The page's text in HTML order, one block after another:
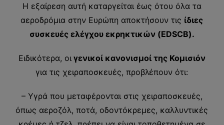
Η εξαίρεση αυτή καταργείται έως ότου όλα τα
αεροδρόμια στην Ευρώπη αποκτήσουν τις ίδιες
συσκευές ελέγχου εκρηκτικών (EDSCB).
Ειδικότερα, οιγενικοί κανονισμοί της Κομισιόν
για τις χειραποσκευές, προβλέπουν ότι:
– Υγρά που μεταφέρονται στις χειραποσκευές,
όπως αεροζόλ, ποτά, οδοντόκρεμες, καλλυντικές